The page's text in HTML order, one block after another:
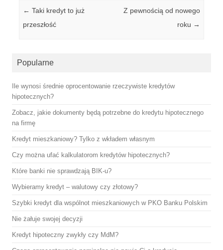
Post navigation
← Taki kredyt to już
przeszłość
Z pewnością od nowego
roku →
Popularne
Ile wynosi średnie oprocentowanie rzeczywiste kredytów
hipotecznych?
Zobacz, jakie dokumenty będą potrzebne do kredytu hipotecznego
na firmę
Kredyt mieszkaniowy? Tylko z wkładem własnym
Czy można ufać kalkulatorom kredytów hipotecznych?
Które banki nie sprawdzają BIK-u?
Wybieramy kredyt – walutowy czy złotowy?
Szybki kredyt dla wspólnot mieszkaniowych w PKO Banku Polskim
Nie żałuje swojej decyzji
Kredyt hipoteczny zwykły czy MdM?